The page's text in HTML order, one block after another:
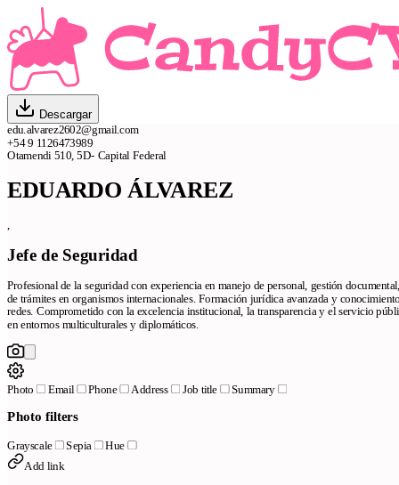
Descargar
edu.alvarez2602@gmail.com
+54 9 1126473989
Otamendi 510, 5D- Capital Federal
EDUARDO ÁLVAREZ
Jefe de Seguridad
Profesional de la seguridad con experiencia en manejo de personal, gestión
de trámites en organismos internacionales. Formación jurídica avanzada y
redes. Comprometido con la excelencia institucional, la transparencia y el servicio
en entornos multiculturales y diplomáticos.
Photo Email Phone Address Job title Summary
Photo filters
Grayscale Sepia Hue
Add link